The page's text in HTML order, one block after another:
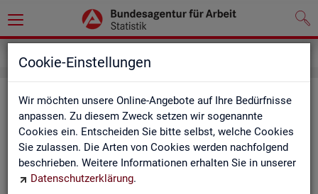
Cookie-Einstellungen
Wir möchten unsere Online-Angebote auf Ihre Bedürfnisse
anpassen. Zu diesem Zweck setzen wir sogenannte
Cookies ein. Entscheiden Sie bitte selbst, welche Cookies
Sie zulassen. Die Arten von Cookies werden nachfolgend
beschrieben. Weitere Informationen erhalten Sie in unserer
Datenschutzerklärung.
Sta­tis­ti­ken nach Re­gio­nen
Auf den fol­gen­den Sei­ten fin­den Sie Land­kar­ten und Ta­bel­len
mit den wich­tigs­ten ak­tu­el­len Eck­wer­ten zum Ar­beits- und
Aus­bil­dungs­markt. Über die Land­kar­ten ge­lan­gen Sie zu den
ent­spre­chen­den Zah­len für die von Ihnen ge­wünsch­te Re­gi­on.